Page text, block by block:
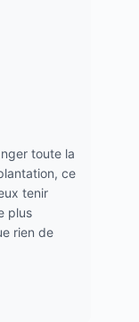
toute la
ce
tenir
plus
rien de